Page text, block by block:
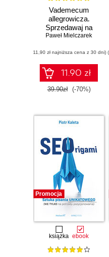
Vademecum
allegrowicza.
Sprzedawaj na
pomarańczowym
tajemnic
Paweł Mielczarek
(11,90 zł najniższa cena z 30 dni)
11.90 zł
39.90zł (-70%)
Promocja
książka ebook